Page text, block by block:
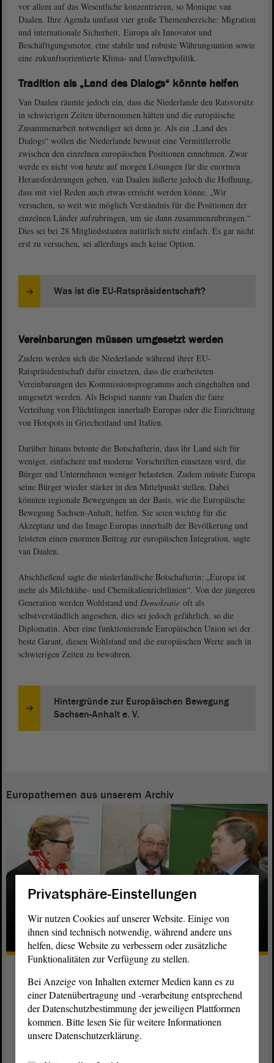
vor allem auf das Wesentliche konzentrieren, so Monique van
Daalen. Ihre Agenda umfasst vier große Themenbereiche: Migration
und internationale Sicherheit, Europa als Innovator und
Beschäftigungsmotor, eine stabile und robuste Währungsunion sowie
eine zukunftsorientierte Klima- und Umweltpolitik.
Tradition als „Land des Dialogs“ könnte helfen
Van Daalen räumte jedoch ein, dass die Niederlande den Ratsvorsitz
in schwierigen Zeiten übernommen hätten und die europäische
Zusammenarbeit notwendiger sei denn je. Als ein „Land des
Dialogs“ wollen die Niederlande bewusst eine Vermittlerrolle
zwischen den einzelnen europäischen Positionen einnehmen. Zwar
werde es nicht von heute auf morgen Lösungen für die enormen
Herausforderungen geben, van Daalen äußerte jedoch die Hoffnung,
dass mit viel Reden auch etwas erreicht werden könne. „Wir
versuchen, so weit wie möglich Verständnis für die Positionen der
einzelnen Länder aufzubringen, um sie dann zusammenzubringen.“
Dies sei bei 28 Mitgliedsstaaten natürlich nicht einfach. Es gar nicht
erst zu versuchen, sei allerdings auch keine Option.
Was ist die EU-Ratspräsidentschaft?
Vereinbarungen müssen umgesetzt werden
Zudem werden sich die Niederlande während ihrer EU-
Ratspräsidentschaft dafür einsetzen, dass die erarbeiteten
Vereinbarungen des Kommissionsprogramms auch eingehalten und
umgesetzt werden. Als Beispiel nannte van Daalen die faire
Verteilung von Flüchtlingen innerhalb Europas oder die Einrichtung
von Hotspots in Griechenland und Italien.
Darüber hinaus betonte die Botschafterin, dass ihr Land sich für
weniger, einfachere und moderne Vorschriften einsetzen wird, die
Bürger und Unternehmen weniger belasteten. Zudem müsste Europa
seine Bürger wieder stärker in den Mittelpunkt stellen. Dabei
könnten regionale Bewegungen an der Basis, wie die Europäische
Bewegung Sachsen-Anhalt, helfen. Sie seien wichtig für die
Akzeptanz und das Image Europas innerhalb der Bevölkerung und
leisteten einen enormen Beitrag zur europäischen Integration, sagte
van Daalen.
Abschließend sagte die niederländische Botschafterin: „Europa ist
mehr als Milchkühe- und Chemikalienrichtlinien“. Von der jüngeren
Generation werden Wohlstand und Demokratie oft als
selbstverständlich angesehen, dies sei jedoch gefährlich, so die
Diplomatin. Aber eine funktionierende Europäischen Union sei der
beste Garant, diesen Wohlstand und die europäischen Werte auch in
schwierigen Zeiten zu bewahren.
Hintergründe zur Europäischen Bewegung
Sachsen-Anhalt e. V.
Europathemen aus unserem Archiv
Parlamentspräsidenten
Dr. Martin Schulz hat eine Gastvorlesung an der Universität
Magdeburg gehalten.
Privatsphäre-Einstellungen
Wir nutzen Cookies auf unserer Website. Einige von
ihnen sind technisch notwendig, während andere uns
helfen, diese Website zu verbessern oder zusätzliche
Funktionalitäten zur Verfügung zu stellen.
Bei Anzeige von Inhalten externer Medien kann es zu
einer Datenübertragung und -verarbeitung entsprechend
der Datenschutzbestimmung der jeweiligen Plattformen
kommen. Bitte lesen Sie für weitere Informationen
unsere Datenschutzerklärung.